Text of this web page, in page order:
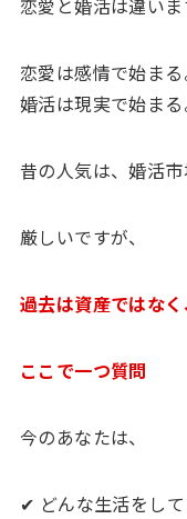
恋愛は感情で始まる
婚活は現実で始まる
昔の人気は、婚活市
厳しいですが、
過去は資産ではなく
ここで一つ質問
今のあなたは、
✔ どんな生活をし